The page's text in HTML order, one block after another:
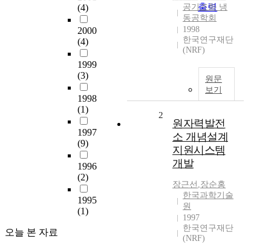
(4)
2000
(4)
1999
(3)
1998
(1)
1997
(9)
1996
(2)
1995
(1)
오늘 본 자료
출력
공기조화 냉
동공학회
1998
한국연구재단
(NRF)
원문
보기
2
원자력발전
소 개념설계
지원시스템
개발
장근선 ,장순홍
한국과학기술
원
1997
한국연구재단
(NRF)